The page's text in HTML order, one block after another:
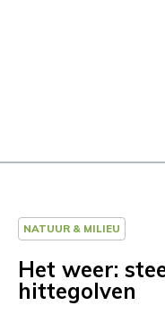
NATUUR & MILIEU
Het weer:
hittegolven